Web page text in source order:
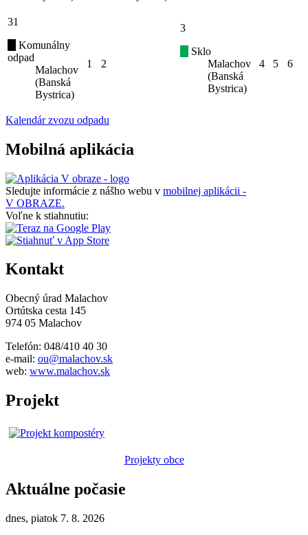
31
Komunálny
odpad
Malachov
(Banská
Bystrica)
1 2
3
Sklo
Malachov
(Banská
Bystrica)
4 5 6
Kalendár zvozu odpadu
Mobilná aplikácia
Sledujte informácie z nášho webu v mobilnej aplikácii -
V OBRAZE.
Voľne k stiahnutiu:
Kontakt
Obecný úrad Malachov
Ortútska cesta 145
974 05 Malachov
Telefón: 048/410 40 30
e-mail: ou@malachov.sk
web: www.malachov.sk
Projekt
Projekty obce
Aktuálne počasie
dnes, piatok 7. 8. 2026